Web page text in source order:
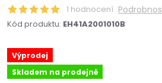
1 hodnocení
Kód produktu: EH41A2001010B
Výprodej
Skladem na prodejně